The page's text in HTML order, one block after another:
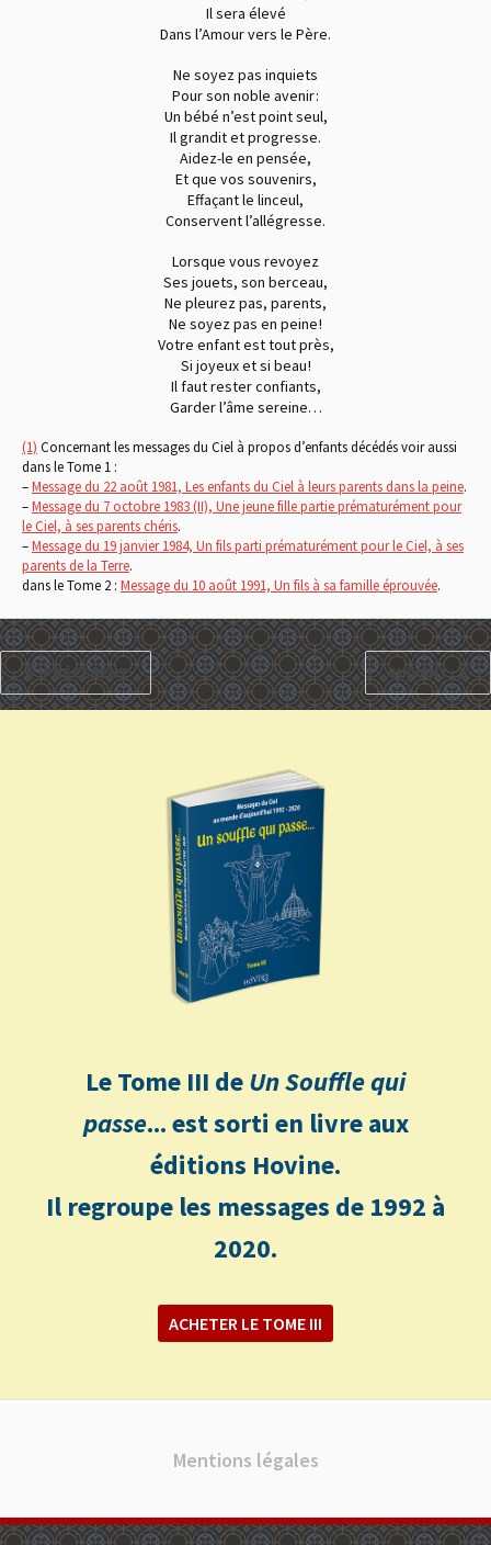
Il sera élevé
Dans l’Amour vers le Père.
Ne soyez pas inquiets
Pour son noble avenir :
Un bébé n’est point seul,
Il grandit et progresse.
Aidez-le en pensée,
Et que vos souvenirs,
Effaçant le linceul,
Conservent l’allégresse.
Lorsque vous revoyez
Ses jouets, son berceau,
Ne pleurez pas, parents,
Ne soyez pas en peine !
Votre enfant est tout près,
Si joyeux et si beau !
Il faut rester confiants,
Garder l’âme sereine…
(1) Concernant les messages du Ciel à propos d’enfants décédés voir aussi
dans le Tome 1 :
–Message du 22 août 1981, Les enfants du Ciel à leurs parents dans la peine.
–Message du 7 octobre 1983 (II), Une jeune fille partie prématurément pour
le Ciel, à ses parents chéris.
–Message du 19 janvier 1984, Un fils parti prématurément pour le Ciel, à ses
parents de la Terre.
dans le Tome 2 : Message du 10 août 1991, Un fils à sa famille éprouvée.
PRÉCÉDENT SUIVANT
Le Tome III deUn Souffle qui
passe... est sorti en livre aux
éditions Hovine.
Il regroupe les messages de 1992 à
2020.
ACHETER LE TOME III
Mentions légales